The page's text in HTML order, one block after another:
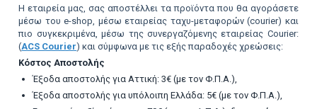
Η εταιρεία μας, σας αποστέλλει τα προϊόντα που θα αγοράσετε
μέσω του e-shop, μέσω εταιρείας ταχυ-μεταφορών (courier) και
πιο συγκεκριμένα, μέσω της συνεργαζόμενης εταιρείας Courier:
(ACS Courier) και σύμφωνα με τις εξής παραδοχές χρεώσεις:
Κόστος Αποστολής
Έξοδα αποστολής για Αττική: 3€ (με τον Φ.Π.Α.),
Έξοδα αποστολής για υπόλοιπη Ελλάδα: 5€ (με τον Φ.Π.Α.),